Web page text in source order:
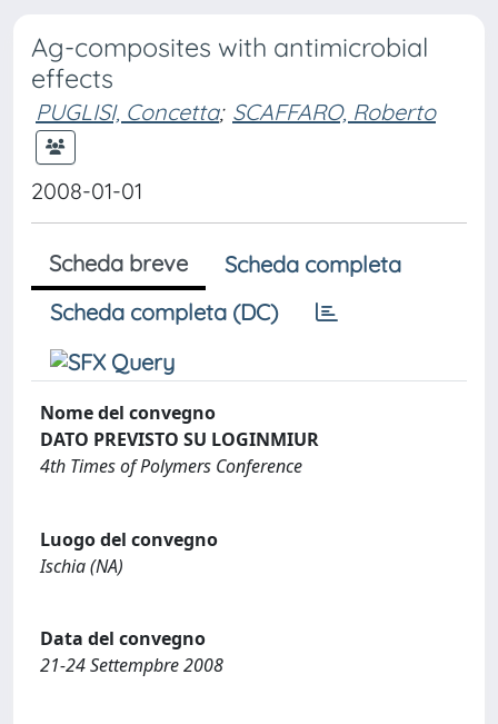
Ag-composites with antimicrobial
effects
PUGLISI, Concetta; SCAFFARO, Roberto
2008-01-01
Scheda breve
Scheda completa
Scheda completa (DC)
Nome del convegno
DATO PREVISTO SU LOGINMIUR
4th Times of Polymers Conference
Luogo del convegno
Ischia (NA)
Data del convegno
21-24 Settempbre 2008